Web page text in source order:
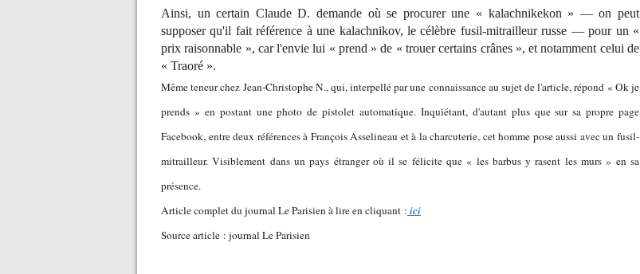
Ainsi, un certain Claude D. demande où se procurer une « kalachnikekon » — on peut
supposer qu'il fait référence à une kalachnikov, le célèbre fusil-mitrailleur russe — pour un «
prix raisonnable », car l'envie lui « prend » de « trouer certains crânes », et notamment celui de
« Traoré ».
Même teneur chez Jean-Christophe N., qui, interpellé par une connaissance au sujet de l'article, répond « Ok je
prends » en postant une photo de pistolet automatique. Inquiétant, d'autant plus que sur sa propre page
Facebook, entre deux références à François Asselineau et à la charcuterie, cet homme pose aussi avec un fusil-
mitrailleur. Visiblement dans un pays étranger où il se félicite que « les barbus y rasent les murs » en sa
présence.
Article complet du journal Le Parisien à lire en cliquant : ici
Source article : journal Le Parisien